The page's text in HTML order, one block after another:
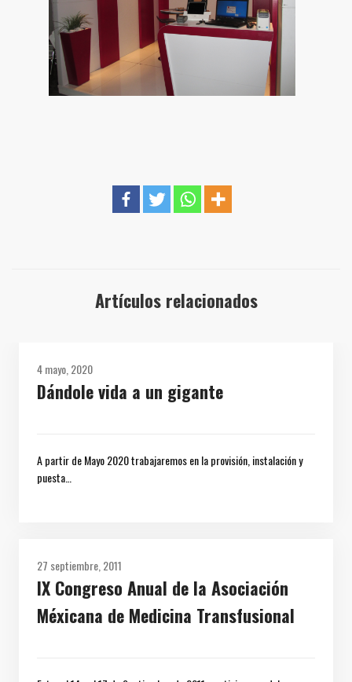
Artículos relacionados
4 mayo, 2020
Dándole vida a un gigante
A partir de Mayo 2020 trabajaremos en la provisión, instalación y
puesta…
27 septiembre, 2011
IX Congreso Anual de la Asociación
Méxicana de Medicina Transfusional